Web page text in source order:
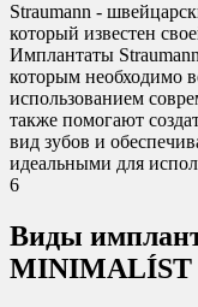
Straumann -
который известен
Имплантаты
которым необходимо
использованием
также помогают
вид зубов и
идеальными для
6
Виды
MINIMALÍST